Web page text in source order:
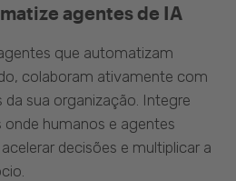
agentes de IA
que automatizam
colaboram ativamente com
da sua organização. Integre
humanos e agentes
decisões e multiplicar a